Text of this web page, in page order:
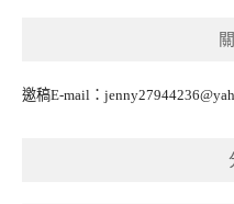
邀稿E-mail：